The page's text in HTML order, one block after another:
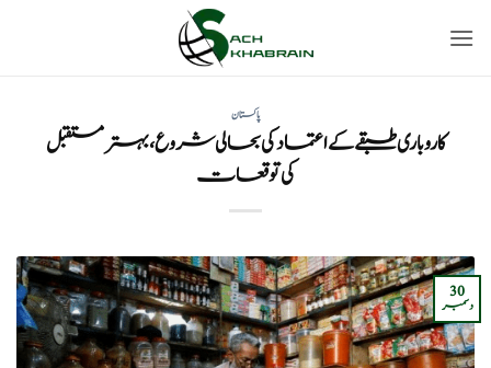
پاکستان
کاروباری طبقے کے اعتماد کی بحالی شروع، بہتر مستقبل
کی توقعات
30
دسمبر